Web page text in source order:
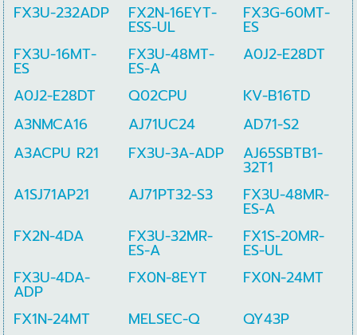
FX3U-232ADP
FX2N-16EYT-
ESS-UL
FX3G-60MT-
ES
FX3U-16MT-
ES
FX3U-48MT-
ES-A
A0J2-E28DT
A0J2-E28DT
Q02CPU
KV-B16TD
A3NMCA16
AJ71UC24
AD71-S2
A3ACPU R21
FX3U-3A-ADP AJ65SBTB1-
32T1
A1SJ71AP21
AJ71PT32-S3 FX3U-48MR-
ES-A
FX2N-4DA
FX3U-32MR-
ES-A
FX1S-20MR-
ES-UL
FX3U-4DA-
ADP
FX0N-8EYT
FX0N-24MT
FX1N-24MT
MELSEC-Q
QY43P